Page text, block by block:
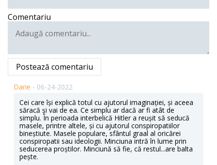
Comentariu
Postează comentariu
Darie - 06-24-2022
Cei care își explică totul cu ajutorul imaginației, și aceea
săracă și vai de ea. Ce simplu ar dacă ar fi atât de
simplu. În perioada interbelică Hitler a reușit să seducă
masele, printre altele, și cu ajutorul conspiropatiilor
bineștiute. Masele populare, sfântul graal al oricărei
conspiropatii sau ideologii. Minciuna intră în lume prin
seducerea proștilor. Minciună să fie, că restul...are balta
pește.